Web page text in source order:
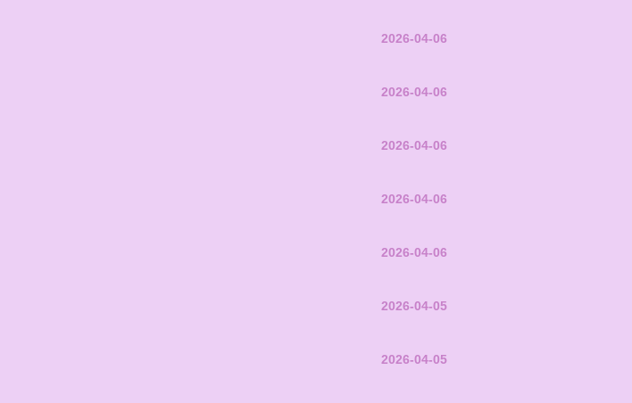
2026-04-06
2026-04-06
2026-04-06
2026-04-06
2026-04-06
2026-04-05
2026-04-05